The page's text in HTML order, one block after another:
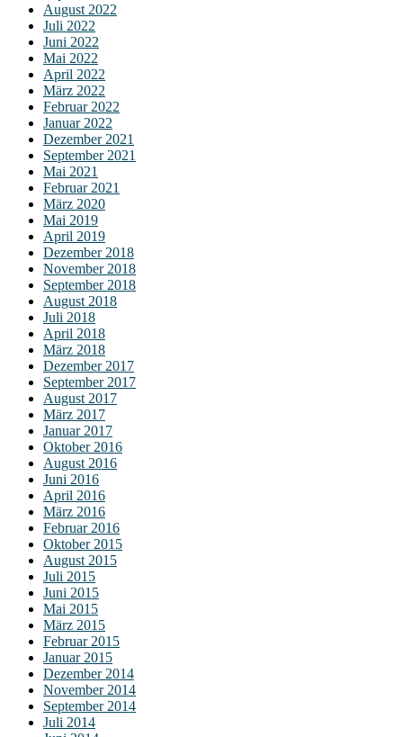
August 2022
Juli 2022
Juni 2022
Mai 2022
April 2022
März 2022
Februar 2022
Januar 2022
Dezember 2021
September 2021
Mai 2021
Februar 2021
März 2020
Mai 2019
April 2019
Dezember 2018
November 2018
September 2018
August 2018
Juli 2018
April 2018
März 2018
Dezember 2017
September 2017
August 2017
März 2017
Januar 2017
Oktober 2016
August 2016
Juni 2016
April 2016
März 2016
Februar 2016
Oktober 2015
August 2015
Juli 2015
Juni 2015
Mai 2015
März 2015
Februar 2015
Januar 2015
Dezember 2014
November 2014
September 2014
Juli 2014